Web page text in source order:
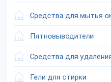
Средства для мытья
Пятновыводители
Средства для
Гели для стирки